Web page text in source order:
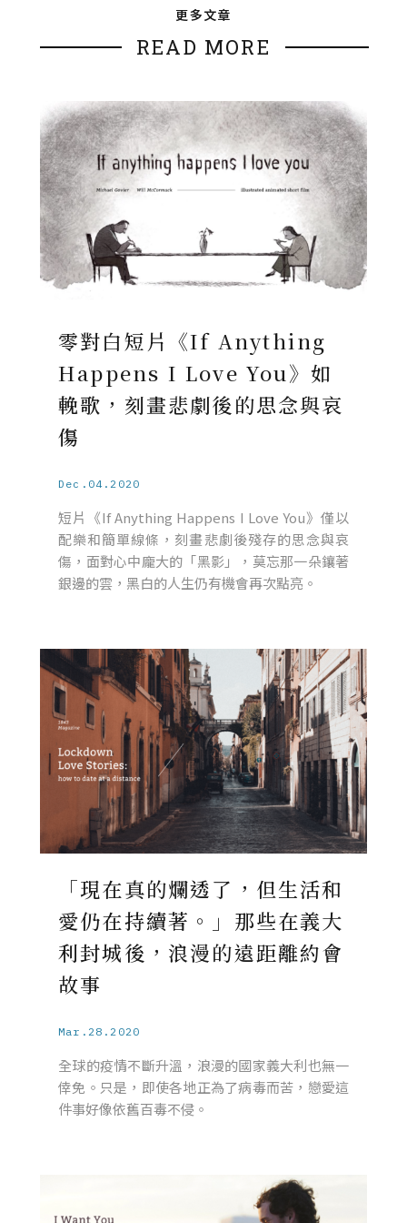
更多文章
READ MORE
零對白短片《If Anything
Happens I Love You》如
輓歌，刻畫悲劇後的思念與哀
傷
Dec.04.2020
短片《If Anything Happens I Love You》僅以
配樂和簡單線條，刻畫悲劇後殘存的思念與哀
傷，面對心中龐大的「黑影」，莫忘那一朵鑲著
銀邊的雲，黑白的人生仍有機會再次點亮。
「現在真的爛透了，但生活和
愛仍在持續著。」那些在義大
利封城後，浪漫的遠距離約會
故事
Mar.28.2020
全球的疫情不斷升溫，浪漫的國家義大利也無一
倖免。只是，即使各地正為了病毒而苦，戀愛這
件事好像依舊百毒不侵。